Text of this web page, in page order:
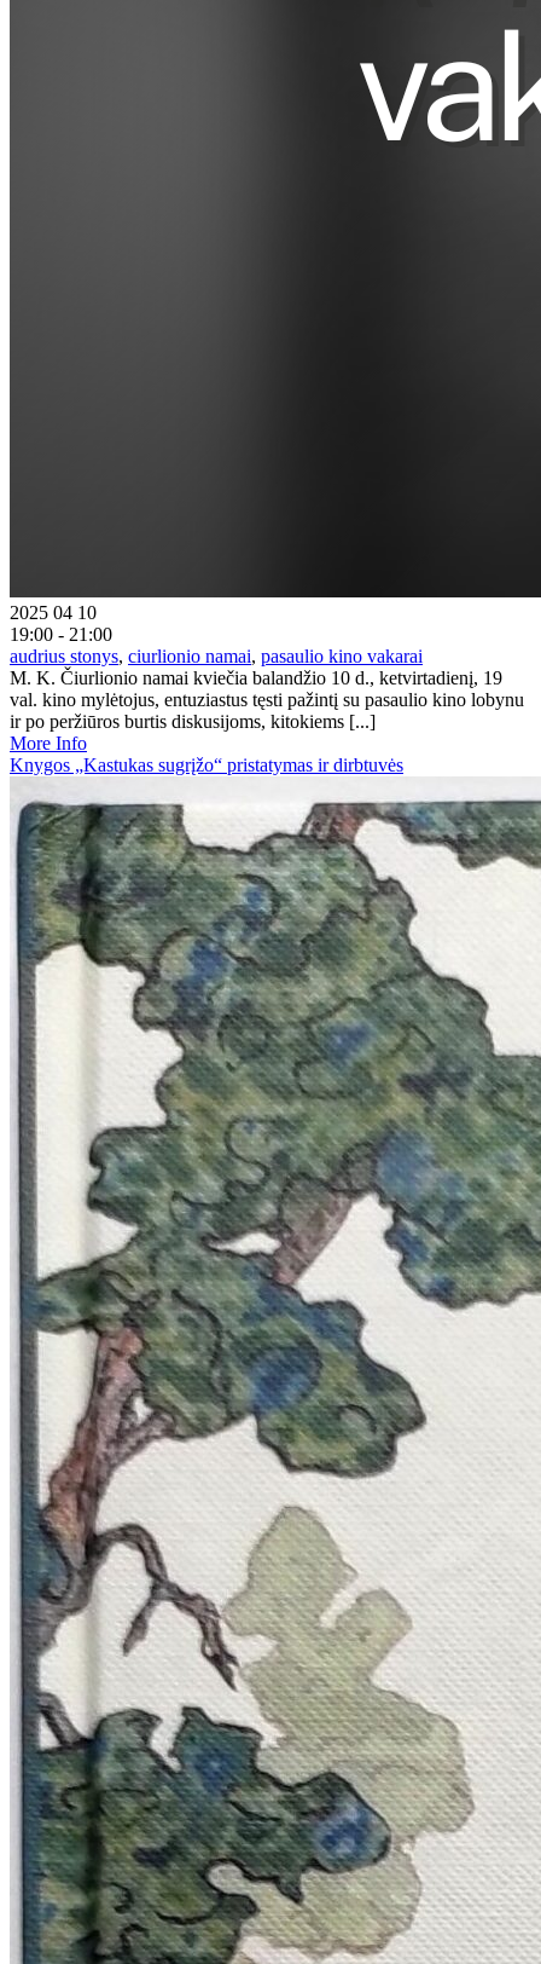
2025 04 10
19:00 - 21:00
audrius stonys, ciurlionio namai, pasaulio kino vakarai
M. K. Čiurlionio namai kviečia balandžio 10 d., ketvirtadienį, 19
val. kino mylėtojus, entuziastus tęsti pažintį su pasaulio kino lobynu
ir po peržiūros burtis diskusijoms, kitokiems [...]
More Info
Knygos „Kastukas sugrįžo“ pristatymas ir dirbtuvės